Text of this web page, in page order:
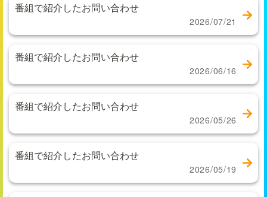
番組で紹介したお問い合わせ
2026/07/21
番組で紹介したお問い合わせ
2026/06/16
番組で紹介したお問い合わせ
2026/05/26
番組で紹介したお問い合わせ
2026/05/19